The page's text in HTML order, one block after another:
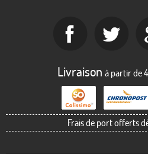
Livraison à partir de
Frais de port offerts